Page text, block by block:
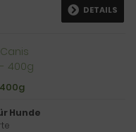
DETAILS
Hunde